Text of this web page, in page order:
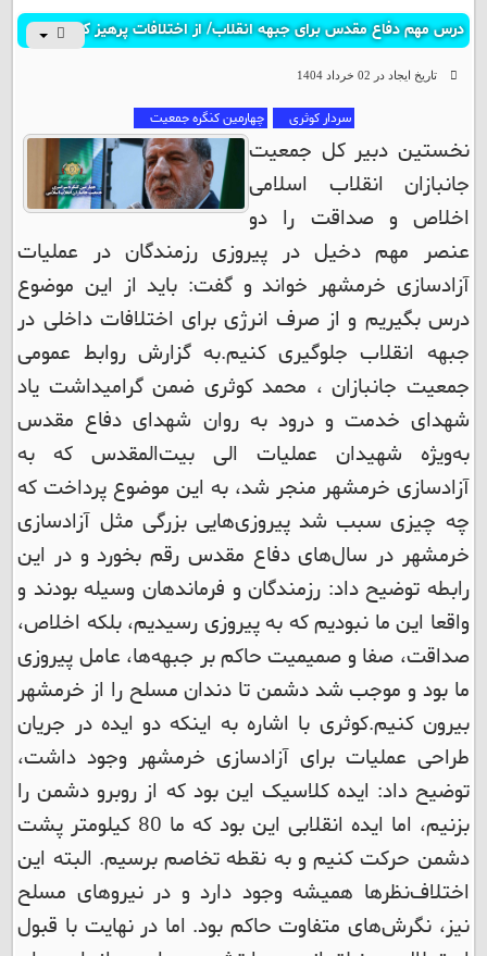
درس مهم دفاع مقدس برای جبهه انقلاب/ از اختلافات پرهیز کنیم
تاریخ ایجاد در 02 خرداد 1404
سردار کوثری چهارمین کنگره جمعیت
نخستین دبیر کل جمعیت
جانبازان انقلاب اسلامی
اخلاص و صداقت را دو
عنصر مهم دخیل در پیروزی رزمندگان در عملیات
آزادسازی خرمشهر خواند و گفت: باید از این موضوع
درس بگیریم و از صرف انرژی برای اختلافات داخلی در
جبهه انقلاب جلوگیری کنیم.به گزارش روابط عمومی
جمعیت جانبازان ، محمد کوثری ضمن گرامیداشت یاد
شهدای خدمت و درود به روان شهدای دفاع مقدس
به‌ویژه شهیدان عملیات الی بیت‌المقدس که به
آزادسازی خرمشهر منجر شد، به این موضوع پرداخت که
چه چیزی سبب شد پیروزی‌هایی بزرگی مثل آزادسازی
خرمشهر در سال‌های دفاع مقدس رقم بخورد و در این
رابطه توضیح داد: رزمندگان و فرماندهان وسیله بودند و
واقعا این ما نبودیم که به پیروزی رسیدیم، بلکه اخلاص،
صداقت، صفا و صمیمیت حاکم بر جبهه‌ها، عامل پیروزی
ما بود و موجب شد دشمن تا دندان مسلح را از خرمشهر
بیرون کنیم.کوثری با اشاره به اینکه دو ایده در جریان
طراحی عملیات برای آزادسازی خرمشهر وجود داشت،
توضیح داد: ایده کلاسیک این بود که از روبرو دشمن را
بزنیم، اما ایده انقلابی این بود که ما 80 کیلومتر پشت
دشمن حرکت کنیم و به نقطه تخاصم برسیم. البته این
اختلاف‌نظرها همیشه وجود دارد و در نیروهای مسلح
نیز، نگرش‌های متفاوت حاکم بود. اما در نهایت با قبول